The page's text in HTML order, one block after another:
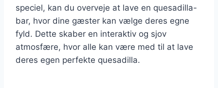
speciel, kan du overveje at lave en quesadilla-
bar, hvor dine gæster kan vælge deres egne
fyld. Dette skaber en interaktiv og sjov
atmosfære, hvor alle kan være med til at lave
deres egen perfekte quesadilla.